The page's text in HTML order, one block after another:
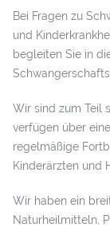
Bei Fragen zu
und
begleiten Sie in
Wir sind zum Teil
verfügen über
regelmäßige
Kinderärzten und
Wir haben ein
Naturheilmitteln,